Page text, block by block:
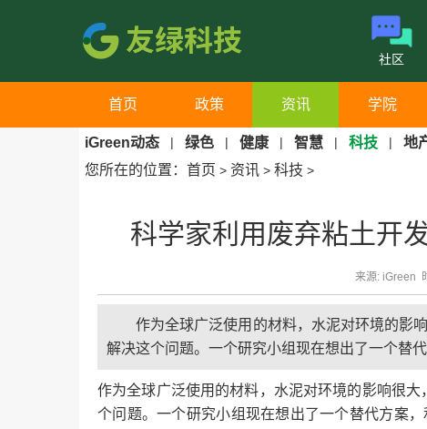
社区
首页 政策 资讯 学院
iGreen动态 | 绿色 | 健康 | 智慧 | 科技 | 地
您所在的位置： 首页 > 资讯 > 科技 >
科学家利用废弃粘土开
来源: iGreen
作为全球广泛使用的材料，水泥对环境的影
解决这个问题。一个研究小组现在想出了一个替
作为全球广泛使用的材料，水泥对环境的影响很
个问题。一个研究小组现在想出了一个替代方案